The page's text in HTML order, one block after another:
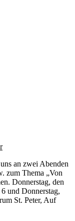
an zwei Abenden
zum Thema „Von
Donnerstag, den
und Donnerstag,
St. Peter, Auf